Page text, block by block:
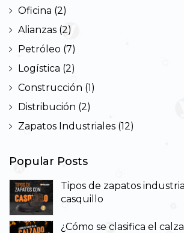
Oficina (2)
Alianzas (2)
Petróleo (7)
Logística (2)
Construcción (1)
Distribución (2)
Zapatos Industriales (12)
Popular Posts
Tipos de zapatos
casquillo
¿Cómo se clasifica el